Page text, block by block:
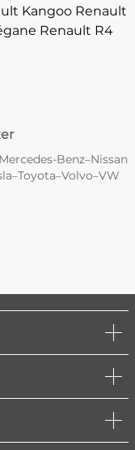
Kangoo Renault
Renault R4
Benz–Nissan
–Toyota–Volvo–VW